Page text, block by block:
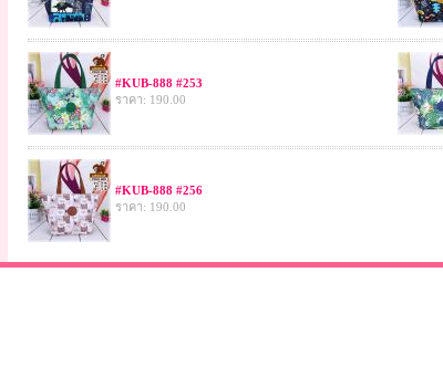
#KUB-888 #253
ราคา: 190.00
#KUB-888 #256
ราคา: 190.00